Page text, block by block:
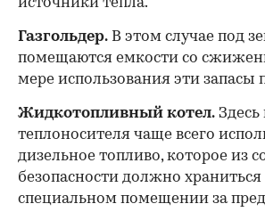
источники тепла.
Газгольдер. В этом случае под
помещаются емкости со
мере использования эти запасы
Жидкотопливный котел. Здесь
теплоносителя чаще всего
дизельное топливо, которое из
безопасности должно храниться
специальном помещении за